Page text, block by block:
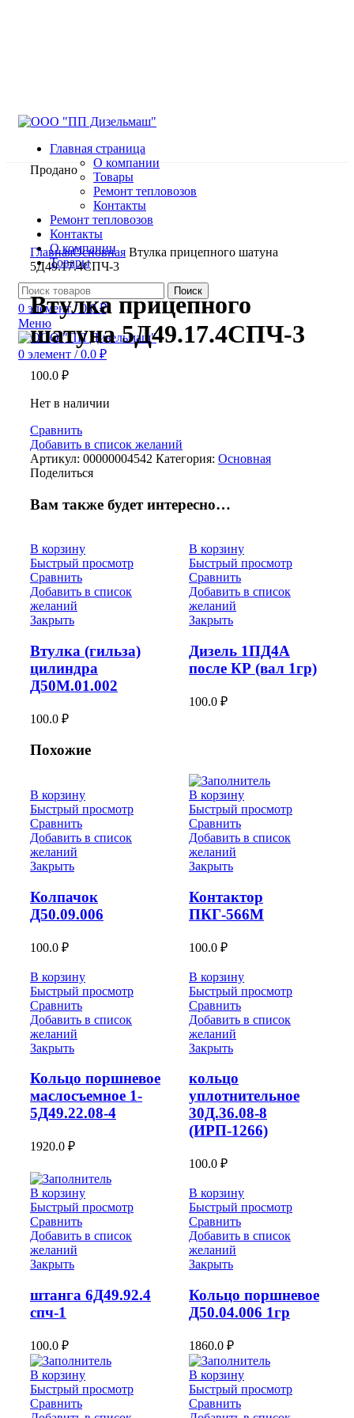
Главная страница
О компании
Товары
Ремонт тепловозов
Контакты
Ремонт тепловозов
Контакты
О компании
Товары
Поиск
0 элемент / 0.0₽
Меню
0 элемент / 0.0 ₽
Продано
Нажмите, чтобы увеличить
ГлавнаяОсновная Втулка прицепного шатуна
5Д49.17.4СПЧ-3
Втулка прицепного
шатуна 5Д49.17.4СПЧ-3
100.0 ₽
Нет в наличии
Сравнить
Добавить в список желаний
Артикул: 00000004542 Категория: Основная
Поделиться
Вам также будет интересно…
В корзину
Быстрый просмотр
Сравнить
Добавить в список
желаний
Закрыть
Втулка (гильза)
цилиндра
Д50М.01.002
100.0 ₽
В корзину
Быстрый просмотр
Сравнить
Добавить в список
желаний
Закрыть
Дизель 1ПД4А
после КР (вал 1гр)
100.0 ₽
Похожие
В корзину
Быстрый просмотр
Сравнить
Добавить в список
желаний
Закрыть
Колпачок
Д50.09.006
100.0 ₽
В корзину
Быстрый просмотр
Сравнить
Добавить в список
желаний
Закрыть
Контактор
ПКГ-566М
100.0 ₽
В корзину
Быстрый просмотр
Сравнить
Добавить в список
желаний
Закрыть
Кольцо поршневое
маслосъемное 1-
5Д49.22.08-4
1920.0 ₽
В корзину
Быстрый просмотр
Сравнить
Добавить в список
желаний
Закрыть
кольцо
уплотнительное
30Д.36.08-8
(ИРП-1266)
100.0 ₽
В корзину
Быстрый просмотр
Сравнить
Добавить в список
желаний
Закрыть
штанга 6Д49.92.4
спч-1
100.0 ₽
В корзину
Быстрый просмотр
Сравнить
Добавить в список
желаний
Закрыть
Кольцо поршневое
Д50.04.006 1гр
1860.0 ₽
В корзину
Быстрый просмотр
Сравнить
В корзину
Быстрый просмотр
Сравнить